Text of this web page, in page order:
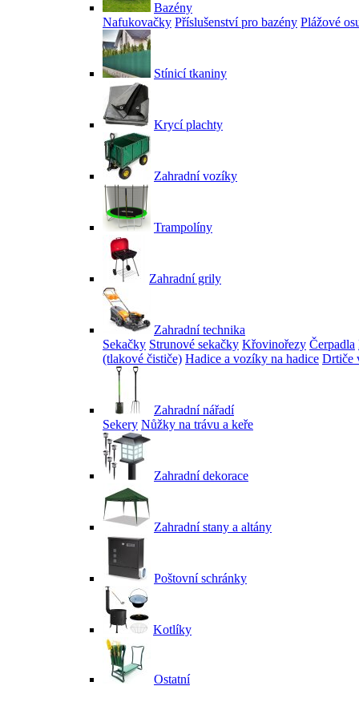
Bazény
Nafukovačky Příslušenství pro bazény Plážové
Stínicí tkaniny
Krycí plachty
Zahradní vozíky
Trampolíny
Zahradní grily
Zahradní technika
Sekačky Strunové sekačky Křovinořezy Čerpadla
(tlakové čističe) Hadice a vozíky na hadice Drtiče
Zahradní nářadí
Sekery Nůžky na trávu a keře
Zahradní dekorace
Zahradní stany a altány
Poštovní schránky
Kotlíky
Ostatní